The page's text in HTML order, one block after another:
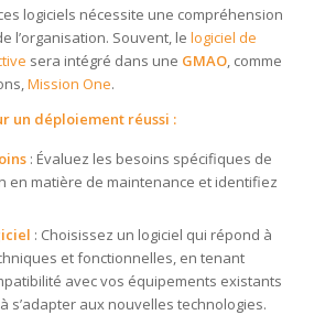
logiciels nécessite une compréhension
l’organisation. Souvent, le logiciel de
sera intégré dans une GMAO, comme
Mission One.
un déploiement réussi :
: Évaluez les besoins spécifiques de
en matière de maintenance et identifiez
: Choisissez un logiciel qui répond à
et fonctionnelles, en tenant
avec vos équipements existants
s’adapter aux nouvelles technologies.